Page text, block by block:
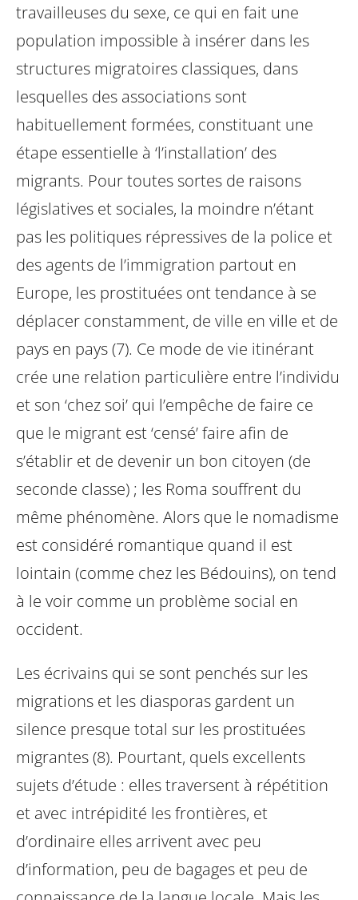
travailleuses du sexe, ce qui en fait une
population impossible à insérer dans les
structures migratoires classiques, dans
lesquelles des associations sont
habituellement formées, constituant une
étape essentielle à ‘l’installation’ des
migrants. Pour toutes sortes de raisons
législatives et sociales, la moindre n’étant
pas les politiques répressives de la police et
des agents de l’immigration partout en
Europe, les prostituées ont tendance à se
déplacer constamment, de ville en ville et de
pays en pays (7). Ce mode de vie itinérant
crée une relation particulière entre l’individu
et son ‘chez soi’ qui l’empêche de faire ce
que le migrant est ‘censé’ faire afin de
s’établir et de devenir un bon citoyen (de
seconde classe) ; les Roma souffrent du
même phénomène. Alors que le nomadisme
est considéré romantique quand il est
lointain (comme chez les Bédouins), on tend
à le voir comme un problème social en
occident.
Les écrivains qui se sont penchés sur les
migrations et les diasporas gardent un
silence presque total sur les prostituées
migrantes (8). Pourtant, quels excellents
sujets d’étude : elles traversent à répétition
et avec intrépidité les frontières, et
d’ordinaire elles arrivent avec peu
d’information, peu de bagages et peu de